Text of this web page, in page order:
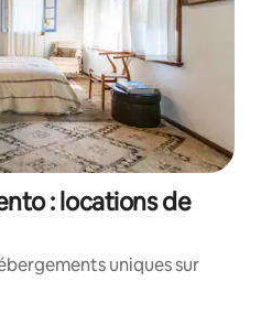
: locations de
uniques sur